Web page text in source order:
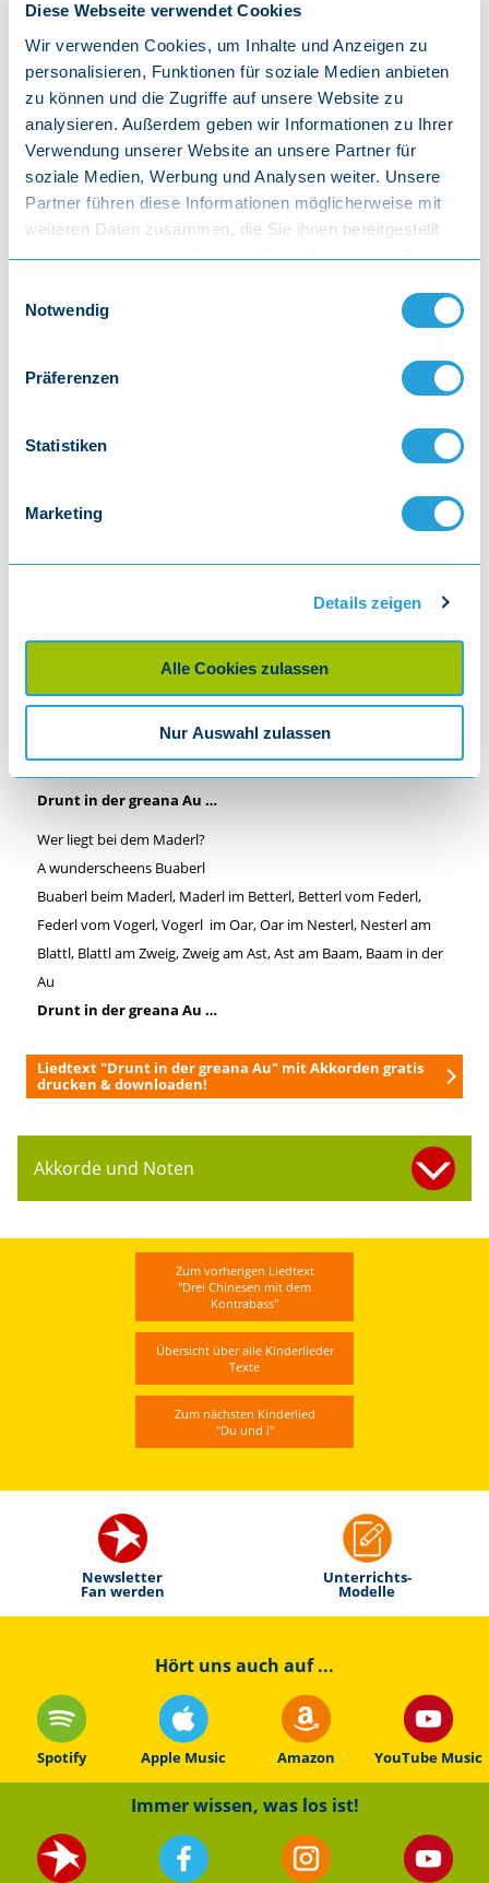
Diese Webseite verwendet Cookies
Wir verwenden Cookies, um Inhalte und Anzeigen zu
personalisieren, Funktionen für soziale Medien anbieten
zu können und die Zugriffe auf unsere Website zu
analysieren. Außerdem geben wir Informationen zu Ihrer
Verwendung unserer Website an unsere Partner für
soziale Medien, Werbung und Analysen weiter. Unsere
Partner führen diese Informationen möglicherweise mit
weiteren Daten zusammen, die Sie ihnen bereitgestellt
haben oder die sie im Rahmen Ihrer Nutzung der Dienste
Notwendig
Präferenzen
Statistiken
Marketing
Details zeigen
Alle Cookies zulassen
Nur Auswahl zulassen
A wunderscheens Oar
Oar im Nesterl, Nesterl am Blattl, Blattl am Zweig, Zweig am Ast,
Ast am Baam, Baam in der Au
Drunt in der greana Au …
Was is in dem Oar?
A wunderscheens Vogerl
Vogerl im Oar, Oar im Nesterl, Nesterl am Blattl, Blattl am Zweig,
Zweig am Ast, Ast am Baam, Baam in der Au
Drunt in der greana Au …
A wunderscheens Federl
Blattl, Blattl am Zweig, Zweig am Ast, Ast am Baam, Baam in der
Drunt in der greana Au …
A wunderscheens Betterl
Betterl vom Federl, Federl vom Vogerl, Vogerl im Oar, Oar im
Nesterl, Nesterl am Blattl, Blattl am Zweig, Zweig am Ast, Ast am
Wer liegt in dem Betterl?
im Oar, Oar im Nesterl, Nesterl am Blattl, Blattl am Zweig, Zweig
Drunt in der greana Au …
Wer liegt bei dem Maderl?
A wunderscheens Buaberl
Buaberl beim Maderl, Maderl im Betterl, Betterl vom Federl,
Federl vom Vogerl, Vogerl im Oar, Oar im Nesterl, Nesterl am
Blattl, Blattl am Zweig, Zweig am Ast, Ast am Baam, Baam in der
Au
Drunt in der greana Au …
Liedtext "Drunt in der greana Au" mit Akkorden gratis
drucken & downloaden!
Akkorde und Noten
Zum vorherigen Liedtext
"Drei Chinesen mit dem
Kontrabass"
Übersicht über alle Kinderlieder
Texte
Zum nächsten Kinderlied
"Du und i"
Newsletter
Fan werden
Unterrichts-
Modelle
Hört uns auch auf ...
Spotify Apple Music Amazon YouTube Music
Immer wissen, was los ist!